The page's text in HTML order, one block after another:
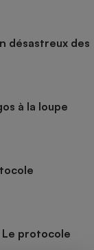
désastreux des
à la loupe
Le protocole